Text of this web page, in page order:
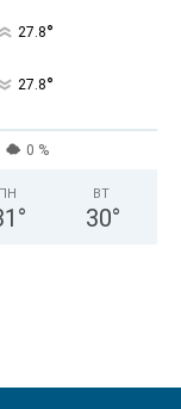
27.8°
27.8°
0 %
ПН
°
ВТ
30°